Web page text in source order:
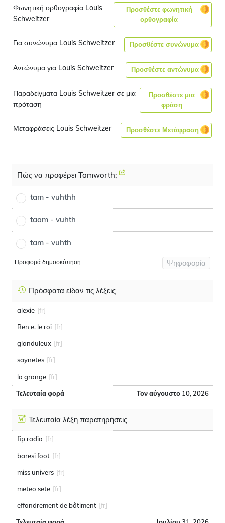
Φωνητική ορθογραφία Louis
Schweitzer
Προσθέστε φωνητική
ορθογραφία
Για συνώνυμα Louis Schweitzer Προσθέστε συνώνυμα
Αντώνυμα για Louis Schweitzer Προσθέστε αντώνυμα
Παραδείγματα Louis Schweitzer σε μια
πρόταση
Προσθέστε μια
φράση
Μεταφράσεις Louis Schweitzer Προσθέστε Μετάφραση
Πώς να προφέρει Tamworth;
tam - vuhthh
taam - vuhth
tam - vuhth
Προφορά δημοσκόπηση Ψηφοφορία
Πρόσφατα είδαν τις λέξεις
alexie [fr]
Ben e. le roi [fr]
glanduleux [fr]
saynetes [fr]
la grange [fr]
Τελευταία φορά Τον αύγουστο 10, 2026
Τελευταία λέξη παρατηρήσεις
fip radio [fr]
baresi foot [fr]
miss univers [fr]
meteo sete [fr]
effondrement de bâtiment [fr]